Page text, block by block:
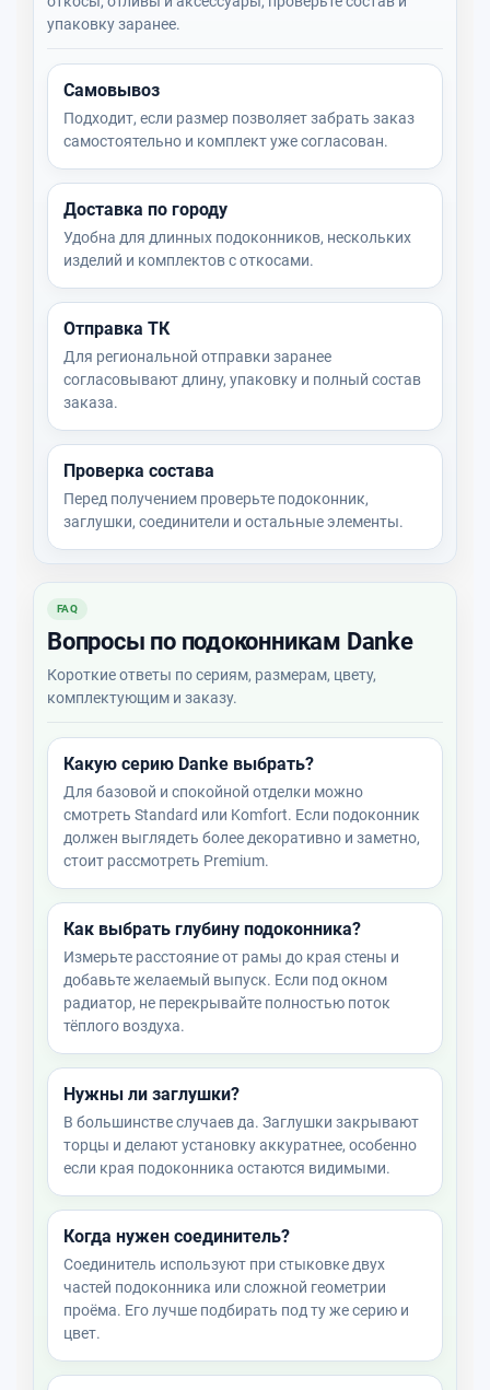
упаковку заранее.
Самовывоз
Подходит, если размер позволяет забрать заказ
самостоятельно и комплект уже согласован.
Доставка по городу
Удобна для длинных подоконников, нескольких
изделий и комплектов с откосами.
Отправка ТК
Для региональной отправки заранее
согласовывают длину, упаковку и полный состав
заказа.
Проверка состава
Перед получением проверьте подоконник,
заглушки, соединители и остальные элементы.
FAQ
Вопросы по подоконникам Danke
Короткие ответы по сериям, размерам, цвету,
комплектующим и заказу.
Какую серию Danke выбрать?
Для базовой и спокойной отделки можно
смотреть Standard или Komfort. Если подоконник
должен выглядеть более декоративно и заметно,
стоит рассмотреть Premium.
Как выбрать глубину подоконника?
Измерьте расстояние от рамы до края стены и
добавьте желаемый выпуск. Если под окном
радиатор, не перекрывайте полностью поток
тёплого воздуха.
Нужны ли заглушки?
В большинстве случаев да. Заглушки закрывают
торцы и делают установку аккуратнее, особенно
если края подоконника остаются видимыми.
Когда нужен соединитель?
Соединитель используют при стыковке двух
частей подоконника или сложной геометрии
проёма. Его лучше подбирать под ту же серию и
цвет.